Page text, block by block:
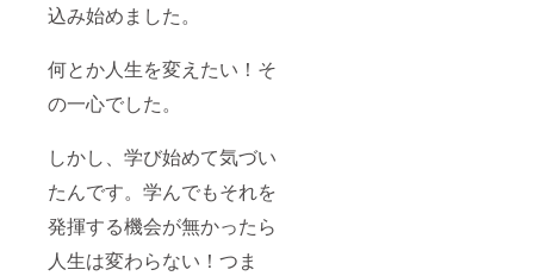
込み始めました。
何とか人生を変えたい！そ
の一心でした。
しかし、学び始めて気づい
たんです。学んでもそれを
発揮する機会が無かったら
人生は変わらない！つま